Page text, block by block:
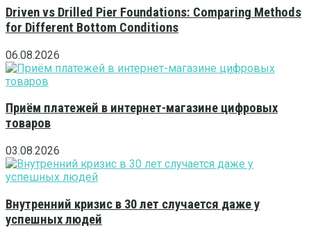
Driven vs Drilled Pier Foundations: Comparing Methods
for Different Bottom Conditions
06.08.2026
Приём платежей в интернет-магазине цифровых
товаров
03.08.2026
Внутренний кризис в 30 лет случается даже у
успешных людей